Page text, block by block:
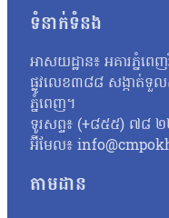
ទំនាក់ទំនង
អាសយដ្ឋាន៖ អគារភ្នំ
ផ្លូវលេខ៣៨៨ សង្កាត់ទួ
ភ្នំពេញ។
ទូរសព្ទ៖ (+៨៥៥) ៧៨
អ៊ីមែល៖
តាមដាន